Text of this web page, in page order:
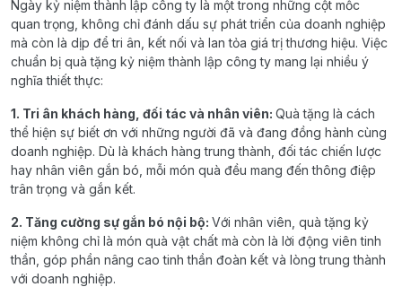
Ngày kỷ niệm thành lập công ty là một trong những cột mốc
quan trọng, không chỉ đánh dấu sự phát triển của doanh nghiệp
mà còn là dịp để tri ân, kết nối và lan tỏa giá trị thương hiệu. Việc
chuẩn bị quà tặng kỷ niệm thành lập công ty mang lại nhiều ý
nghĩa thiết thực:
1. Tri ân khách hàng, đối tác và nhân viên: Quà tặng là cách
thể hiện sự biết ơn với những người đã và đang đồng hành cùng
doanh nghiệp. Dù là khách hàng trung thành, đối tác chiến lược
hay nhân viên gắn bó, mỗi món quà đều mang đến thông điệp
trân trọng và gắn kết.
2. Tăng cường sự gắn bó nội bộ: Với nhân viên, quà tặng kỷ
niệm không chỉ là món quà vật chất mà còn là lời động viên tinh
thần, góp phần nâng cao tinh thần đoàn kết và lòng trung thành
với doanh nghiệp.